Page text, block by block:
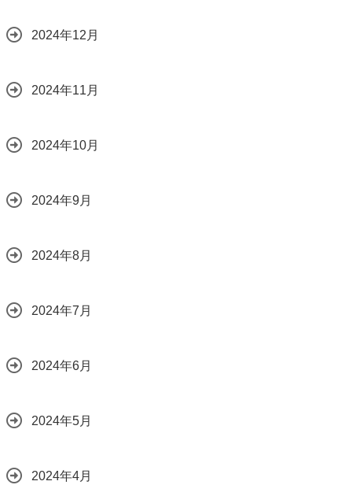
2024年12月
2024年11月
2024年10月
2024年9月
2024年8月
2024年7月
2024年6月
2024年5月
2024年4月